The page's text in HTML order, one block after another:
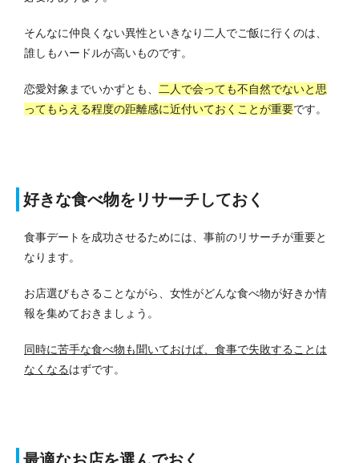
そんなに仲良くない異性といきなり二人でご飯に行くのは、
誰しもハードルが高いものです。
恋愛対象までいかずとも、 二人で会っても不自然でないと思
ってもらえる程度の距離感に近付いておくことが重要です。
好きな食べ物をリサーチしておく
食事デートを成功させるためには、事前のリサーチが重要と
なります。
お店選びもさることながら、女性がどんな食べ物が好きか情
報を集めておきましょう。
同時に苦手な食べ物も聞いておけば、食事で失敗することは
なくなるはずです。